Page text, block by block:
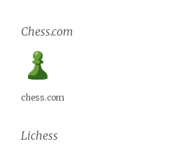
Chess.com
chess.com
Lichess